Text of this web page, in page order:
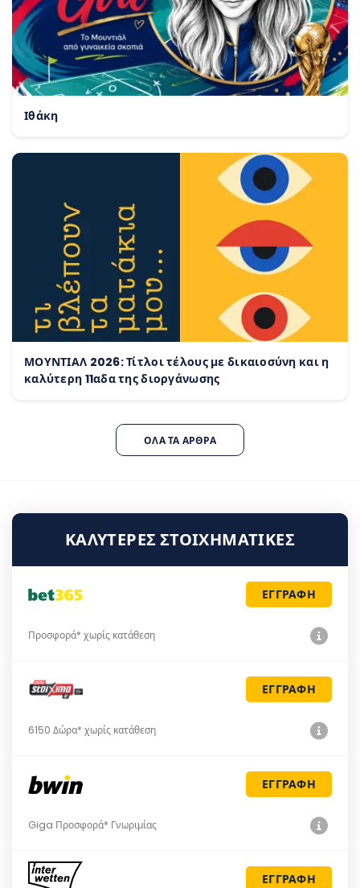
Ιθάκη
ΜΟΥΝΤΙΑΛ 2026: Τίτλοι τέλους με δικαιοσύνη και η
καλύτερη 11αδα της διοργάνωσης
ΌΛΑ ΤΑ ΆΡΘΡΑ
ΚΑΛΎΤΕΡΕΣ ΣΤΟΙΧΗΜΑΤΙΚΈΣ
ΕΓΓΡΑΦΗ
Προσφορά* χωρίς κατάθεση
ΕΓΓΡΑΦΗ
6150 Δώρα* χωρίς κατάθεση
ΕΓΓΡΑΦΗ
Giga Προσφορά* Γνωριμίας
ΕΓΓΡΑΦΗ